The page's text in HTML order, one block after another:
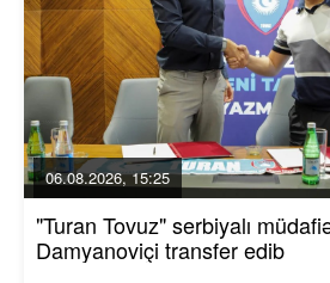
06.08.2026, 15:25
"Turan Tovuz" serbiyalı
Damyanoviçi transfer edib